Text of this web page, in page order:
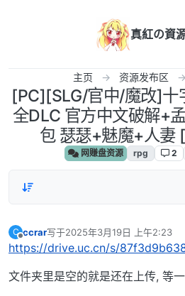
真紅の資
主页 资源发布区
[PC][SLG/官中/魔改]十
全DLC 官方中文破解+
包 瑟瑟+魅魔+人妻
网赚盘资源 rpg 2
C
离线
ccrar写于2025年3月19日 上午2:23
最后由 编辑
https://drive.uc.cn/s/
文件夹里是空的就是还在上传, 等